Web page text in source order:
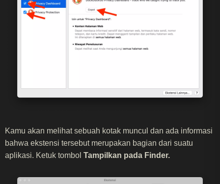
Kamu akan melihat sebuah kotak muncul dan ada informasi
bahwa ekstensi tersebut merupakan bagian dari suatu
aplikasi. Ketuk tombol Tampilkan pada Finder.